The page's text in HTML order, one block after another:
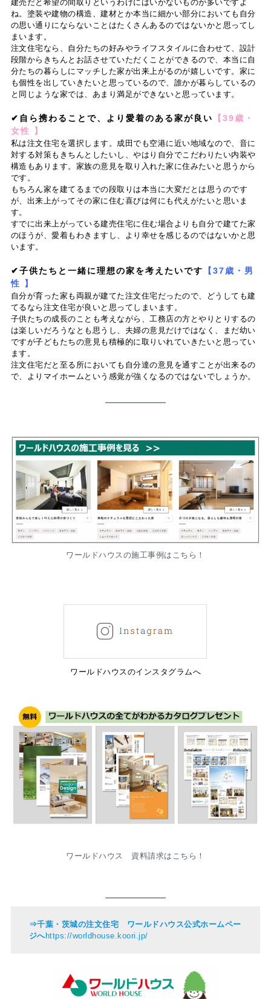
建売だと希望の間取りというわけにはいかないものが多いですよ
ね。塗装や建物の構造、建材とか本当に細かい部分においても自分
の思い通りにならないことはたくさんあるのではないかと思ってし
まいます。
注文住宅なら、自分たちの好みやライフスタイルに合わせて、設計
段階からきちんとお話させていただくことができるので、本当に自
分たちの暮らしにマッチした家が出来上がるのが嬉しいです。家に
も個性を出していきたいと思っているので、誰かが暮らしているの
と同じような家では、あまり満足ができないと思っています。
✔自ら携わることで、より愛着のある家が良い
【39歳・
女性 】
私は注文住宅を選択します。成田でも空港に近い地域なので、音に
対する対策もきちんとしたいし、やはり自分でこだわりたい内装や
構造もあります。家族の意見を取り入れた家に住みたいと思うから
です。
もちろん家を建てるまでの段取りは本当に大変だとは思うのです
が、出来上がってその家に住む喜びは何にも代えがたいと思いま
す。
すでに出来上がっている建売住宅に住む場合よりも自分で建てた家
のほうが、愛着もわきますし、より幸せを感じるのではないかと思
います。
✔子供たちと一緒に理想の家を考えたいです
【37歳・男
性 】
自分が育った家も両親が建てた注文住宅だったので、どうしても建
てるなら注文住宅が良いと思ってしまいます。
子供たちの成長のことも考えながら、工務店の方とやりとりするの
は楽しいだろうなとも思うし、夫婦の意見だけではなく、まだ幼い
ですが子どもたちの意見も積極的に取りいれていきたいと思ってい
ます。
注文住宅だと至る所においても自分達の意見を通すことが出来るの
で、よりマイホームという感覚が強くなるのではないでしょうか。
ワールドハウスの施工事例はこちら！
ワールドハウスのインスタグラムへ
ワールドハウス 資料請求はこちら！
⇒千葉・茨城の注文住宅 ワールドハウス公式ホームペー
ジへhttps://worldhouse.koori.jp/